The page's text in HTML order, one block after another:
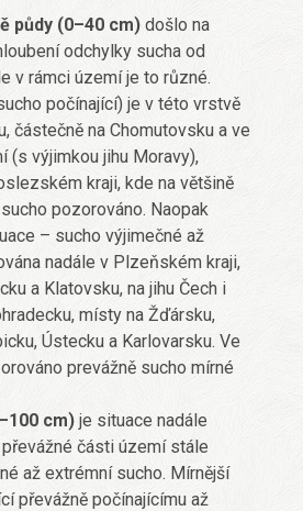
půdy (0–40 cm) došlo na
odchylky sucha od
v rámci území je to různé.
počínající) je v této vrstvě
částečně na Chomutovsku a ve
(s výjimkou jihu Moravy),
kraji, kde na většině
pozorováno. Naopak
– sucho výjimečné až
nadále v Plzeňském kraji,
a Klatovsku, na jihu Čech i
místy na Žďársku,
Ústecku a Karlovarsku. Ve
prevážně sucho mírné
cm) je situace nadále
části území stále
až extrémní sucho. Mírnější
převážně počínajícímu až